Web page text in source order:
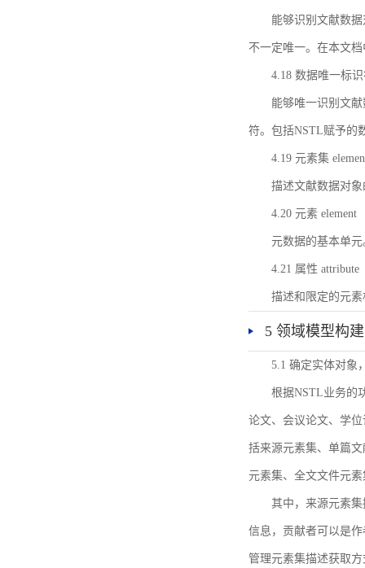
能够识别文献数
不一定唯一。在本文
4.18 数据唯一标
能够唯一识别文
符。包括NSTL赋予的
4.19 元素集
描述文献数据对
4.20 元素 element
元数据的基本单元
4.21 属性 attribute
描述和限定的元
5 领域模型构建
5.1 确定实体对象
根据NSTL业务的
论文、会议论文、学
括来源元素集、单篇
元素集、全文文件元
其中，来源元素
信息，贡献者可以是
管理元素集描述获取